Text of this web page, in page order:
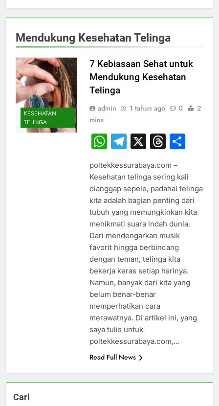
Mendukung Kesehatan Telinga
KESEHATAN
TELINGA
7 Kebiasaan Sehat untuk
Mendukung Kesehatan
Telinga
admin 1 tahun ago 0
2
mins
WhatsApp
Telegram
X
poltekkessurabaya.com –
Kesehatan telinga sering kali
dianggap sepele, padahal telinga
kita adalah bagian penting dari
tubuh yang memungkinkan kita
menikmati suara indah dunia.
Dari mendengarkan musik
favorit hingga berbincang
dengan teman, telinga kita
bekerja keras setiap harinya.
Namun, banyak dari kita yang
belum benar-benar
memperhatikan cara
merawatnya. Di artikel ini, yang
saya tulis untuk
poltekkessurabaya.com,…
Read Full News
Cari